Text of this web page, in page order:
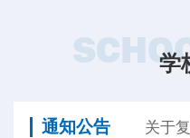
学
通知公告 关于